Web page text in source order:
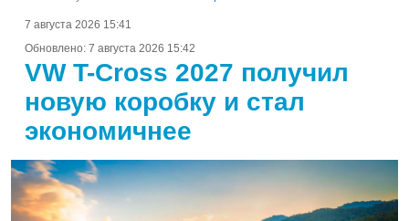
7 августа 2026 15:41
Обновлено: 7 августа 2026 15:42
VW T-Cross 2027 получил
новую коробку и стал
экономичнее